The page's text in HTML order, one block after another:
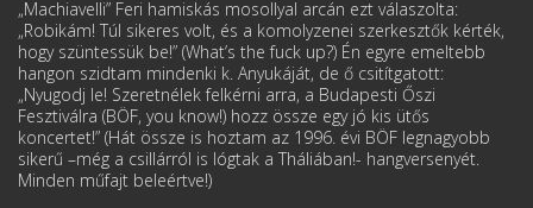
„Machiavelli” Feri hamiskás mosollyal arcán ezt válaszolta:
„Robikám! Túl sikeres volt, és a komolyzenei szerkesztők kérték,
hogy szüntessük be!” (What’s the fuck up?) Én egyre emeltebb
hangon szidtam mindenki k. Anyukáját, de ő csitítgatott:
„Nyugodj le! Szeretnélek felkérni arra, a Budapesti Őszi
Fesztiválra (BÖF, you know!) hozz össze egy jó kis ütős
koncertet!” (Hát össze is hoztam az 1996. évi BÖF legnagyobb
sikerű –még a csillárról is lógtak a Tháliában!- hangversenyét.
Minden műfajt beleértve!)